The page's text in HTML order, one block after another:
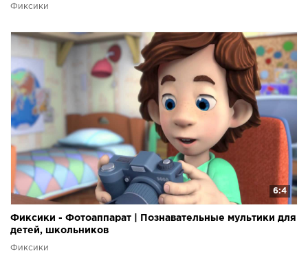
Фиксики
6:4
Фиксики - Фотоаппарат | Познавательные мультики для
детей, школьников
Фиксики